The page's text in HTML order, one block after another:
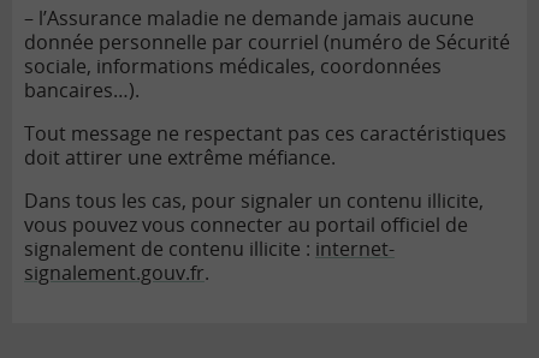
– l’Assurance maladie ne demande jamais aucune
donnée personnelle par courriel (numéro de Sécurité
sociale, informations médicales, coordonnées
bancaires…).
Tout message ne respectant pas ces caractéristiques
doit attirer une extrême méfiance.
Dans tous les cas, pour signaler un contenu illicite,
vous pouvez vous connecter au portail officiel de
signalement de contenu illicite : internet-
signalement.gouv.fr.